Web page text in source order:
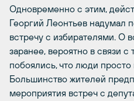
Одновременно с этим,
Георгий Леонтьев надумал
встречу с избирателями. О
заранее, вероятно в связи с
побоялись, что люди просто
Большинство жителей
мероприятия встреч с